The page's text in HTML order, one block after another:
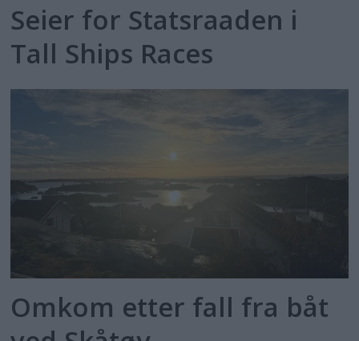
Seier for Statsraaden i
Tall Ships Races
Omkom etter fall fra båt